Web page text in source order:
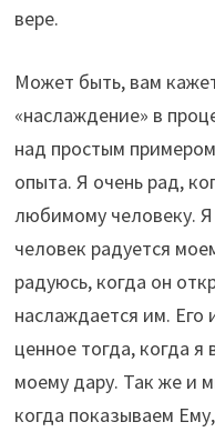
вере.
Может быть, вам
«наслаждение» в
над простым
опыта. Я очень рад,
любимому человеку. Я
человек радуется
радуюсь, когда он
наслаждается им. Его
ценное тогда, когда я
моему дару. Так же и
когда показываем